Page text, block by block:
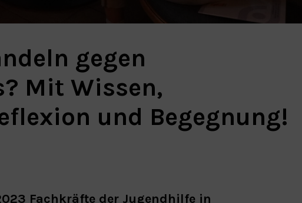
gegen
Mit Wissen,
und Begegnung!
Fachkräfte der Jugendhilfe in